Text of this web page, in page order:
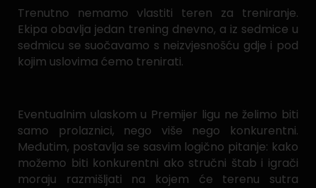
Trenutno nemamo vlastiti teren za treniranje.
Ekipa obavlja jedan trening dnevno, a iz sedmice u
sedmicu se suočavamo s neizvjesnošću gdje i pod
kojim uslovima ćemo trenirati.
Eventualnim ulaskom u Premijer ligu ne želimo biti
samo prolaznici, nego više nego konkurentni.
Međutim, postavlja se sasvim logično pitanje: kako
možemo biti konkurentni ako stručni štab i igrači
moraju razmišljati na kojem će terenu sutra